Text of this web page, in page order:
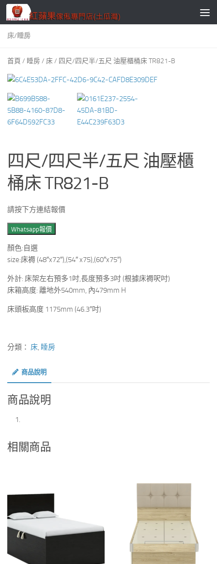
Skip to content
床/睡房
首頁 / 睡房 / 床 / 四尺/四尺半/五尺 油壓櫃桶床 TR821-B
四尺/四尺半/五尺 油壓櫃
桶床 TR821-B
請按下方連結報價
Whatsapp報價
顏色:自選
size:床褥 (48″x72″),(54″ x75),(60″x75″)
外計: 床架左右預多1吋,長度預多3吋 (根據床褥呎吋)
床箱高度: 離地外540mm, 內479mm H
床頭板高度 1175mm (46.3″吋)
分類： 床 睡房
商品說明
商品說明
相關商品